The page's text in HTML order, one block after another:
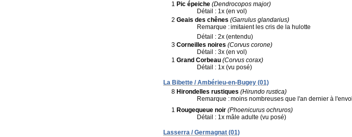
1 Pic épeiche (Dendrocopos major)
Détail : 1x (en vol)
2 Geais des chênes (Garrulus glandarius)
Remarque :imitaient les cris de la hulotte
Détail : 2x (entendu)
3 Corneilles noires (Corvus corone)
Détail : 3x (en vol)
1 Grand Corbeau (Corvus corax)
Détail : 1x (vu posé)
La Bibette / Ambérieu-en-Bugey (01)
8 Hirondelles rustiques (Hirundo rustica)
Remarque :moins nombreuses que l'an dernier à l'envol
1 Rougequeue noir (Phoenicurus ochruros)
Détail : 1x mâle adulte (vu posé)
Lasserra / Germagnat (01)